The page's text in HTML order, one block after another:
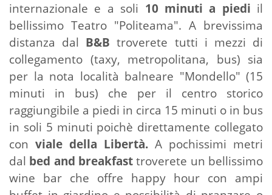
internazionale e a soli 10 minuti a piedi il
bellissimo Teatro "Politeama". A brevissima
distanza dal B&B troverete tutti i mezzi di
collegamento (taxy, metropolitana, bus) sia
per la nota località balneare "Mondello" (15
minuti in bus) che per il centro storico
raggiungibile a piedi in circa 15 minuti o in bus
in soli 5 minuti poichè direttamente collegato
con viale della Libertà. A pochissimi metri
dal bed and breakfasttroverete un bellissimo
wine bar che offre happy hour con ampi